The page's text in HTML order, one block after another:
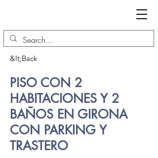
&lt;Back
PISO CON 2
HABITACIONES Y 2
BAÑOS EN GIRONA
CON PARKING Y
TRASTERO